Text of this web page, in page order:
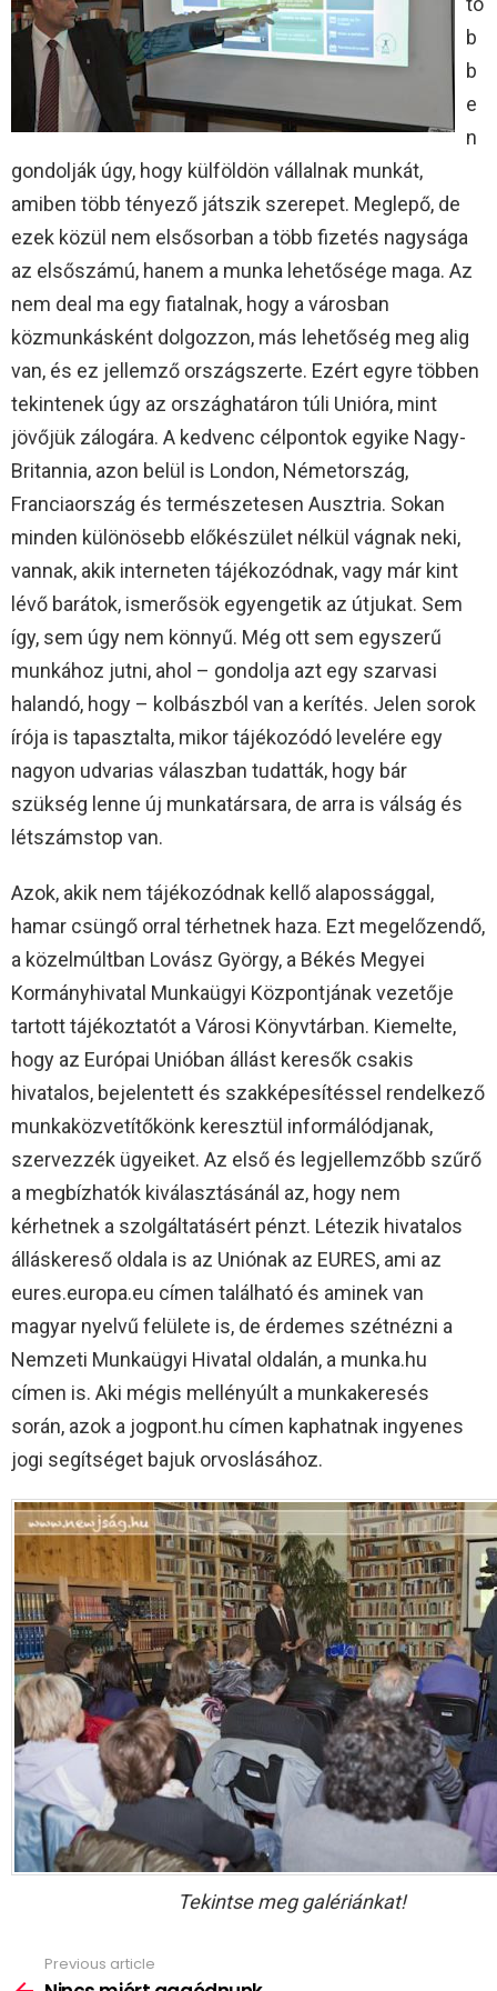
b
b
e
n
gondolják úgy, hogy külföldön vállalnak munkát,
amiben több tényező játszik szerepet. Meglepő, de
ezek közül nem elsősorban a több fizetés nagysága
az elsőszámú, hanem a munka lehetősége maga. Az
nem deal ma egy fiatalnak, hogy a városban
közmunkásként dolgozzon, más lehetőség meg alig
van, és ez jellemző országszerte. Ezért egyre többen
tekintenek úgy az országhatáron túli Unióra, mint
jövőjük zálogára. A kedvenc célpontok egyike Nagy-
Britannia, azon belül is London, Németország,
Franciaország és természetesen Ausztria. Sokan
minden különösebb előkészület nélkül vágnak neki,
vannak, akik interneten tájékozódnak, vagy már kint
lévő barátok, ismerősök egyengetik az útjukat. Sem
így, sem úgy nem könnyű. Még ott sem egyszerű
munkához jutni, ahol – gondolja azt egy szarvasi
halandó, hogy – kolbászból van a kerítés. Jelen sorok
írója is tapasztalta, mikor tájékozódó levelére egy
nagyon udvarias válaszban tudatták, hogy bár
szükség lenne új munkatársara, de arra is válság és
létszámstop van.
Azok, akik nem tájékozódnak kellő alapossággal,
hamar csüngő orral térhetnek haza. Ezt megelőzendő,
a közelmúltban Lovász György, a Békés Megyei
Kormányhivatal Munkaügyi Központjának vezetője
tartott tájékoztatót a Városi Könyvtárban. Kiemelte,
hogy az Európai Unióban állást keresők csakis
hivatalos, bejelentett és szakképesítéssel rendelkező
munkaközvetítőkönk keresztül informálódjanak,
szervezzék ügyeiket. Az első és legjellemzőbb szűrő
a megbízhatók kiválasztásánál az, hogy nem
kérhetnek a szolgáltatásért pénzt. Létezik hivatalos
álláskereső oldala is az Uniónak az EURES, ami az
eures.europa.eu címen található és aminek van
magyar nyelvű felülete is, de érdemes szétnézni a
Nemzeti Munkaügyi Hivatal oldalán, a munka.hu
címen is. Aki mégis mellényúlt a munkakeresés
során, azok a jogpont.hu címen kaphatnak ingyenes
jogi segítséget bajuk orvoslásához.
Tekintse meg galériánkat!
Previous article